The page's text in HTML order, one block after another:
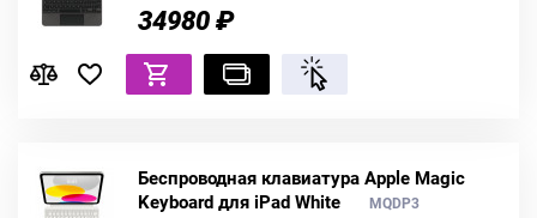
34980 ₽
Беспроводная клавиатура Apple Magic
Keyboard для iPad White
MQDP3